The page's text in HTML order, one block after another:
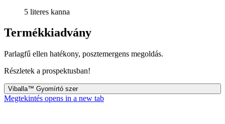
5 literes kanna
Termékkiadvány
Parlagfű ellen hatékony, posztemergens megoldás.
Részletek a prospektusban!
Viballa™ Gyomírtó szer
Megtekintés opens in a new tab